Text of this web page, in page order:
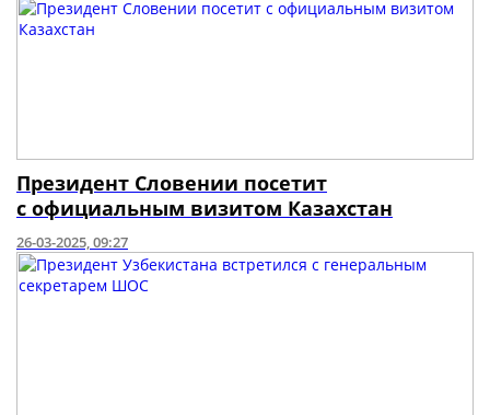
Президент Словении посетит
с официальным визитом Казахстан
26-03-2025, 09:27